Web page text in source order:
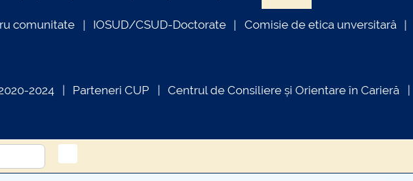
comunitate IOSUD/CSUD-Doctorate Comisie de etica unversitară
2024 Parteneri CUP Centrul de Consiliere și Orientare în Carieră